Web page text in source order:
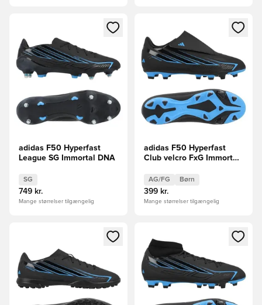
Åbner en Modal til at logge ind eller tilmelde dig som
adidas F50 Hyperfast
League SG Immortal DNA
SG
749 kr.
Mange størrelser tilgængelig
Åbner en Modal til at logge
adidas F50 Hyperfast
Club velcro FxG Immortal
AG/FG Børn
399 kr.
Mange størrelser tilgængelig
Åbner en Modal til at logge ind eller tilmelde dig som
Åbner en Modal til at logge